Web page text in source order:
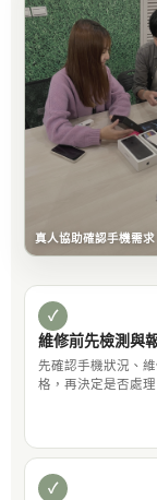
真人協助確認手機需求
✓
維修前先檢測與
先確認手機狀況、
格，再決定是否處理
✓